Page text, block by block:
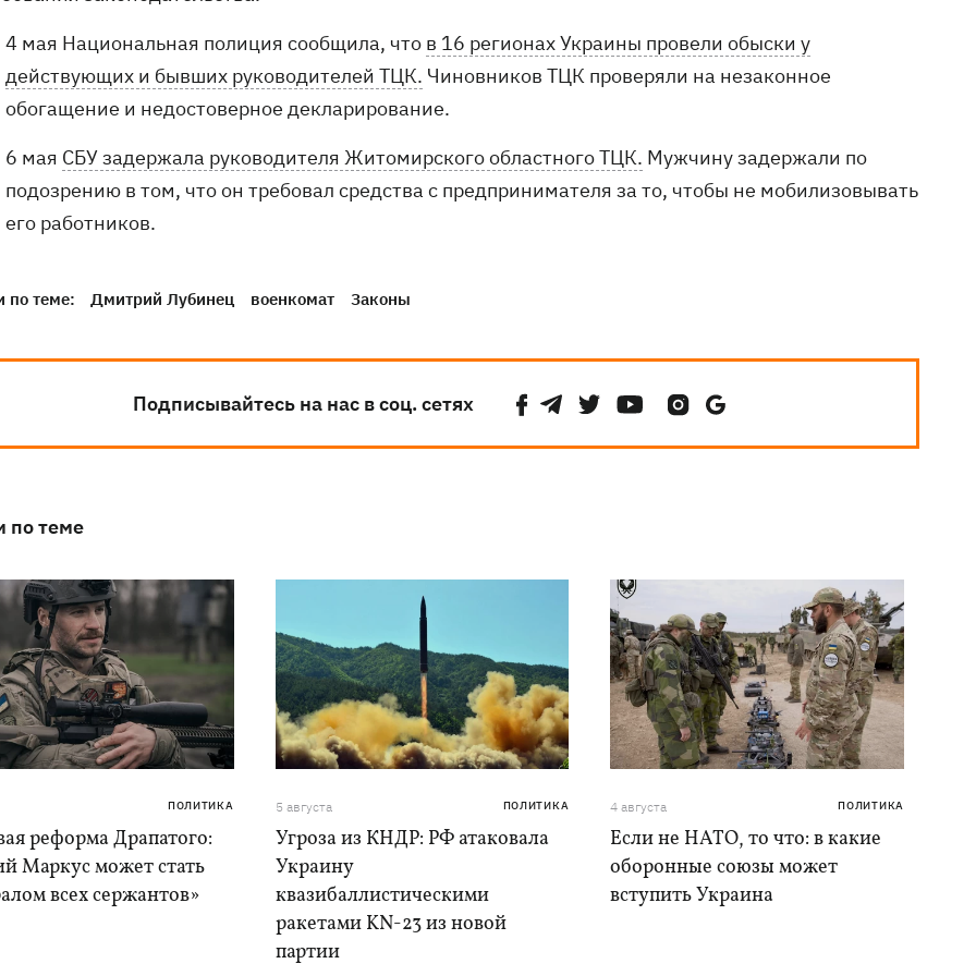
4 мая Национальная полиция сообщила, что в 16 регионах Украины провели обыски у
действующих и бывших руководителей ТЦК. Чиновников ТЦК проверяли на незаконное
обогащение и недостоверное декларирование.
6 мая СБУ задержала руководителя Житомирского областного ТЦК. Мужчину задержали по
подозрению в том, что он требовал средства с предпринимателя за то, чтобы не мобилизовывать
его работников.
по теме: Дмитрий Лубинец военкомат Законы
Подписывайтесь на нас в соц. сетях
по теме
ПОЛИТИКА
реформа Драпатого:
Маркус может стать
всех сержантов»
5 августа ПОЛИТИКА
Угроза из КНДР: РФ атаковала
Украину
квазибаллистическими
ракетами KN-23 из новой
партии
4 августа ПОЛИТИКА
Если не НАТО, то что: в какие
оборонные союзы может
вступить Украина